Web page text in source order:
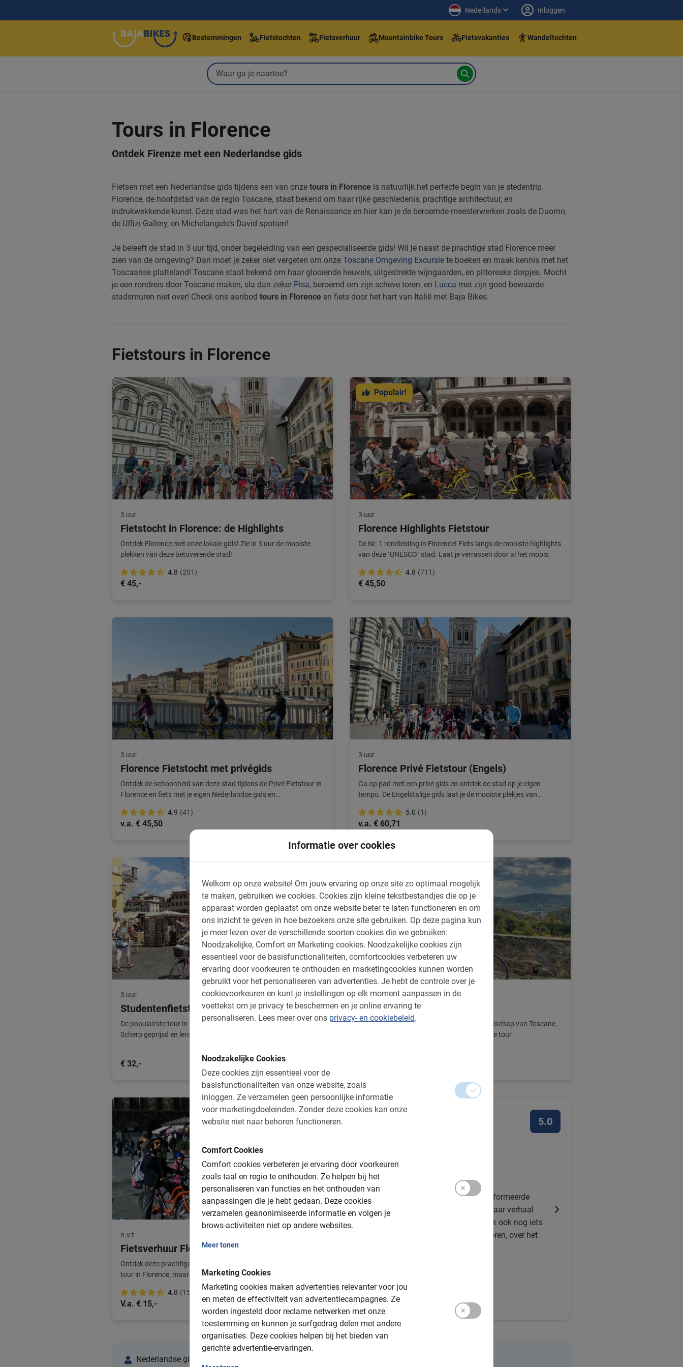
Informatie over cookies
Welkom op onze website! Om jouw ervaring op onze site zo optimaal mogelijk
te maken, gebruiken we cookies. Cookies zijn kleine tekstbestandjes die op je
apparaat worden geplaatst om onze website beter te laten functioneren en om
ons inzicht te geven in hoe bezoekers onze site gebruiken. Op deze pagina kun
je meer lezen over de verschillende soorten cookies die we gebruiken:
Noodzakelijke, Comfort en Marketing cookies. Noodzakelijke cookies zijn
essentieel voor de basisfunctionaliteiten, comfortcookies verbeteren uw
ervaring door voorkeuren te onthouden en marketingcookies kunnen worden
gebruikt voor het personaliseren van advertenties. Je hebt de controle over je
cookievoorkeuren en kunt je instellingen op elk moment aanpassen in de
voettekst om je privacy te beschermen en je online ervaring te
personaliseren. Lees meer over ons privacy- en cookiebeleid.
Noodzakelijke Cookies
Deze cookies zijn essentieel voor de
basisfunctionaliteiten van onze website, zoals
inloggen. Ze verzamelen geen persoonlijke informatie
voor marketingdoeleinden. Zonder deze cookies kan onze
website niet naar behoren functioneren.
Comfort Cookies
Comfort cookies verbeteren je ervaring door voorkeuren
zoals taal en regio te onthouden. Ze helpen bij het
personaliseren van functies en het onthouden van
aanpassingen die je hebt gedaan. Deze cookies
verzamelen geanonimiseerde informatie en volgen je
brows-activiteiten niet op andere websites.
Meer tonen
Marketing Cookies
Marketing cookies maken advertenties relevanter voor jou
en meten de effectiviteit van advertentiecampagnes. Ze
worden ingesteld door reclame netwerken met onze
toestemming en kunnen je surfgedrag delen met andere
organisaties. Deze cookies helpen bij het bieden van
gerichte advertentie-ervaringen.
Nederlands Inloggen
Bestemmingen Fietstochten Fietsverhuur Mountainbike Tours Fietsvakanties Wandeltochten
Tours in Florence
Ontdek Firenze met een Nederlandse gids
Fietsen met een Nederlandse gids tijdens een van onze tours in Florence is natuurlijk het perfecte begin van je stedentrip.
Florence, de hoofdstad van de regio Toscane, staat bekend om haar rijke geschiedenis, prachtige architectuur, en
indrukwekkende kunst. Deze stad was het hart van de Renaissance en hier kan je de beroemde meesterwerken zoals de Duomo,
de Uffizi Gallery, en Michelangelo’s David spotten!
Je beleeft de stad in 3 uur tijd, onder begeleiding van een gespecialiseerde gids! Wil je naast de prachtige stad Florence meer
zien van de omgeving? Dan moet je zeker niet vergeten om onze Toscane Omgeving Excursie te boeken en maak kennis met het
Toscaanse platteland! Toscane staat bekend om haar glooiende heuvels, uitgestrekte wijngaarden, en pittoreske dorpjes. Mocht
je een rondreis door Toscane maken, sla dan zeker Pisa, beroemd om zijn scheve toren, en Lucca met zijn goed bewaarde
stadsmuren niet over! Check ons aanbod tours in Florence en fiets door het hart van Italië met Baja Bikes.
Fietstours in Florence
3 uur
Fietstocht in Florence: de Highlights
Ontdek Florence met onze lokale gids! Zie in 3 uur de mooiste
plekken van deze betoverende stad!
4.8 (201)
€ 45,-
Populair!
3 uur
Florence Highlights Fietstour
De Nr. 1 rondleiding in Florence! Fiets langs de mooiste highlights
van deze ´UNESCO´ stad. Laat je verrassen door al het moois.
4.8 (711)
€ 45,50
3 uur
Florence Fietstocht met privégids
Ontdek de schoonheid van deze stad tijdens de Privé Fietstour in
Florence en fiets met je eigen Nederlandse gids en
4.9 (41)
v.a. € 45,50
3 uur
Florence Privé Fietstour (Engels)
Ga op pad met een privé gids en ontdek de stad op je eigen
tempo. De Engelstalige gids laat je de mooiste plekjes van
5.0 (1)
v.a. € 60,71
3 uur
Studentenfietstour Florence
De populairste tour in Florence voor schoolgroepen en studenten.
Scherp geprijsd en leraren fietsen gratis mee. Educatief & leuk!
€ 32,-
2,5 uur
Toscane Omgeving Excursie
Een prachtige tour in Florence door het landschap van Toscane.
Maak kennis met lokale producten tijdens de tour.
n.v.t
Fietsverhuur Florence
Ontdek deze prachtige stad op eigen gelegenheid en doe geen
tour in Florence, maar huur een fiets. Dit is flexibel en je hebt alle
4.8 (15)
V.a. € 15,-
Heel goed 5.0
Fietsverhuur Florence
Informatief. Mooie rit. Goed geïnformeerde
gids die op een prettige manier haar verhaal
deed. Bij een volgende tour zou ik ook nog iets
meer over de actualiteit willen horen, over het
Michel Jehae
13 augustus 2023
Nederlandse gidsen in Florence